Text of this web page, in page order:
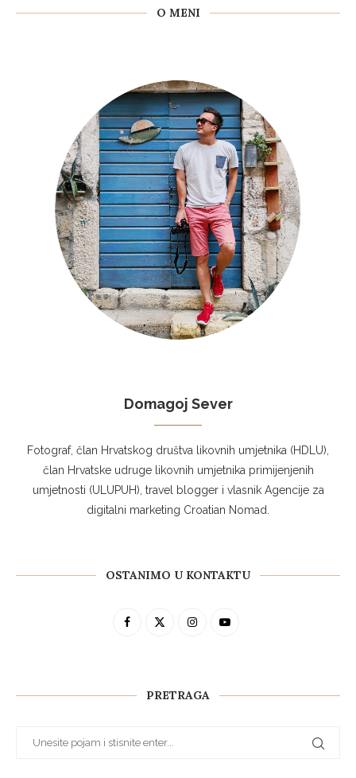
O MENI
Domagoj Sever
Fotograf, član Hrvatskog društva likovnih umjetnika (HDLU),
član Hrvatske udruge likovnih umjetnika primijenjenih
umjetnosti (ULUPUH), travel blogger i vlasnik Agencije za
digitalni marketing Croatian Nomad.
OSTANIMO U KONTAKTU
PRETRAGA